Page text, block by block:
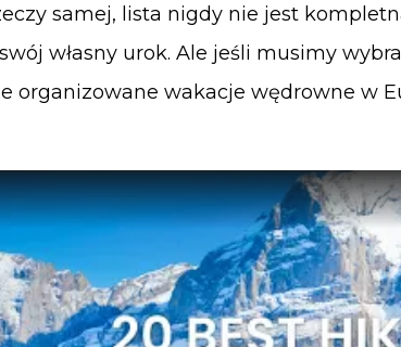
samej, lista nigdy nie jest
własny urok. Ale jeśli musimy
organizowane wakacje wędrowne w